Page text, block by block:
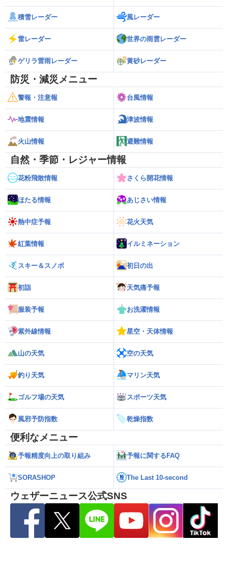
積雪レーダー 風レーダー
雷レーダー 世界の雨雲レーダー
ゲリラ雷雨レーダー 黄砂レーダー
防災・減災メニュー
警報・注意報 台風情報
地震情報 津波情報
火山情報 避難情報
自然・季節・レジャー情報
花粉飛散情報 さくら開花情報
ほたる情報 あじさい情報
熱中症予報 花火天気
紅葉情報 イルミネーション
スキー＆スノボ 初日の出
初詣 天気痛予報
服装予報 お洗濯情報
紫外線情報 星空・天体情報
山の天気 空の天気
釣り天気 マリン天気
ゴルフ場の天気 スポーツ天気
風邪予防指数 乾燥指数
便利なメニュー
予報精度向上の取り組み 予報に関するFAQ
SORASHOP The Last 10-second
ウェザーニュース公式SNS